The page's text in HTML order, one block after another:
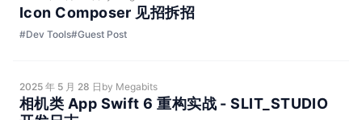
Icon Composer 见招拆招
#Dev Tools#Guest Post
2025 年 5 月 28 日 by Megabits
相机类 App Swift 6 重构实战 - SLIT_STUDIO